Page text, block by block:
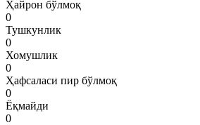
Ҳайрон бўлмоқ
0
Тушкунлик
0
Хомушлик
0
Ҳафсаласи пир бўлмоқ
0
Ёқмайди
0